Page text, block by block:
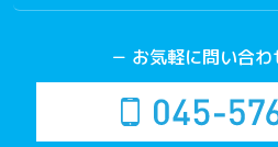
－ お気軽に問い合